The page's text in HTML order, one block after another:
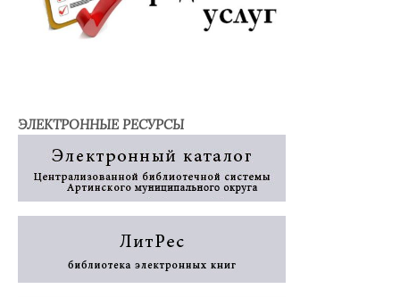
ЭЛЕКТРОННЫЕ РЕСУРСЫ